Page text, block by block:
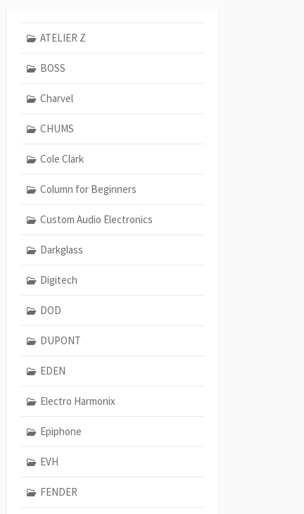
ATELIER Z
BOSS
Charvel
CHUMS
Cole Clark
Column for Beginners
Custom Audio Electronics
Darkglass
Digitech
DOD
DUPONT
EDEN
Electro Harmonix
Epiphone
EVH
FENDER